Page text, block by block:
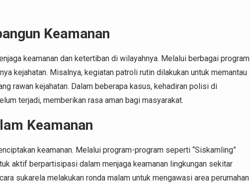
Keamanan
keamanan dan ketertiban di wilayahnya. Melalui berbagai program
kejahatan. Misalnya, kegiatan patroli rutin dilakukan untuk memantau
rawan kejahatan. Dalam beberapa kasus, kehadiran polisi di
terjadi, memberikan rasa aman bagi masyarakat.
Keamanan
keamanan. Melalui program-program seperti “Siskamling”
aktif berpartisipasi dalam menjaga keamanan lingkungan sekitar
sukarela melakukan ronda malam untuk mengawasi area perumahan